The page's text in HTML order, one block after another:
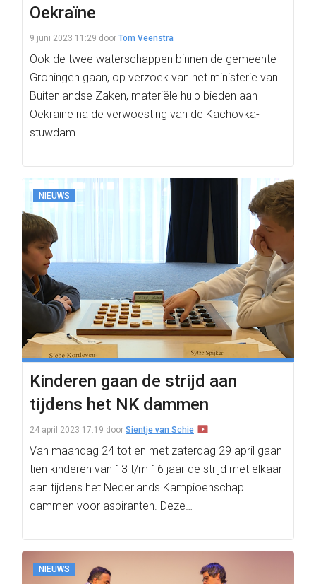
Oekraïne
9 juni 2023 11:29 door Tom Veenstra
Ook de twee waterschappen binnen de gemeente
Groningen gaan, op verzoek van het ministerie van
Buitenlandse Zaken, materiële hulp bieden aan
Oekraïne na de verwoesting van de Kachovka-
stuwdam.
NIEUWS
Kinderen gaan de strijd aan
tijdens het NK dammen
24 april 2023 17:19 door Sientje van Schie
Van maandag 24 tot en met zaterdag 29 april gaan
tien kinderen van 13 t/m 16 jaar de strijd met elkaar
aan tijdens het Nederlands Kampioenschap
dammen voor aspiranten. Deze…
NIEUWS